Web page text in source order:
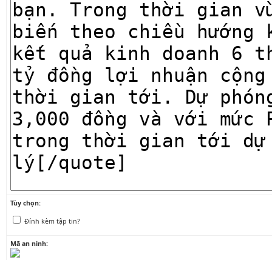
Tùy chọn:
Đính kèm tập tin?
Mã an ninh: